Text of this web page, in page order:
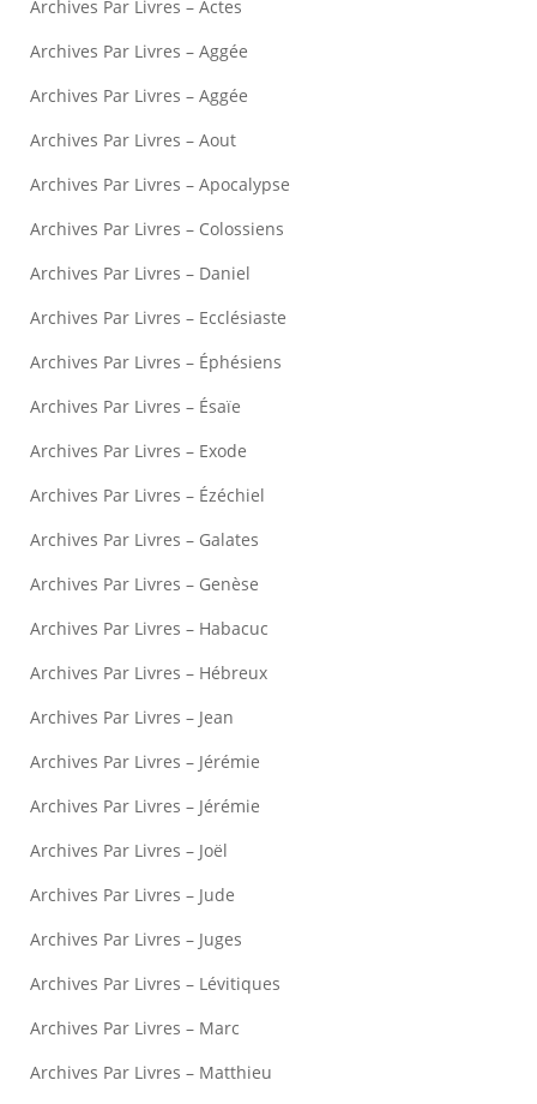
Archives Par Livres – Actes
Archives Par Livres – Aggée
Archives Par Livres – Aggée
Archives Par Livres – Aout
Archives Par Livres – Apocalypse
Archives Par Livres – Colossiens
Archives Par Livres – Daniel
Archives Par Livres – Ecclésiaste
Archives Par Livres – Éphésiens
Archives Par Livres – Ésaïe
Archives Par Livres – Exode
Archives Par Livres – Ézéchiel
Archives Par Livres – Galates
Archives Par Livres – Genèse
Archives Par Livres – Habacuc
Archives Par Livres – Hébreux
Archives Par Livres – Jean
Archives Par Livres – Jérémie
Archives Par Livres – Jérémie
Archives Par Livres – Joël
Archives Par Livres – Jude
Archives Par Livres – Juges
Archives Par Livres – Lévitiques
Archives Par Livres – Marc
Archives Par Livres – Matthieu